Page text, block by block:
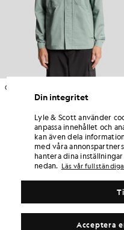
£115.00 £46.00 Slut i lager
Din integritet
Lyle & Scott använder
anpassa innehållet och
kan även dela
med våra
hantera dina
nedan. Läs vår
Acceptera